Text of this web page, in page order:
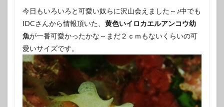
今日もいろいろと可愛い奴らに沢山会えました～♪中でも
IDCさんから情報頂いた、 黄色いイロカエルアンコウ幼
魚が一番可愛かったかな～まだ２ｃｍもないくらいの可
愛いサイズです。